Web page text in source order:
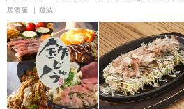
居酒屋 難波